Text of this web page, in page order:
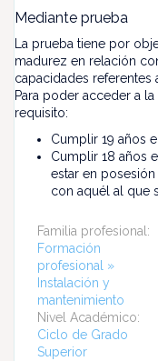
Mediante prueba
La prueba tiene por
madurez en relación
capacidades referentes
Para poder acceder a
requisito:
Cumplir 19 años
Cumplir 18 años
estar en
con aquél al que
Familia profesional:
Formación
profesional »
Instalación y
mantenimiento
Nivel Académico:
Ciclo de Grado
Superior